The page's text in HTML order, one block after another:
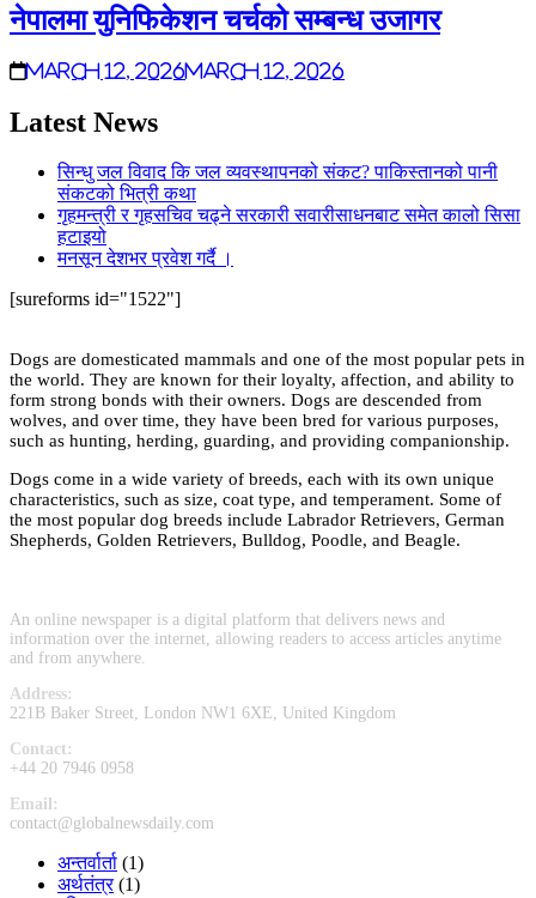
नेपालमा युनिफिकेशन चर्चको सम्बन्ध उजागर
March 12, 2026March 12, 2026
Latest News
सिन्धु जल विवाद कि जल व्यवस्थापनको संकट? पाकिस्तानको पानी
संकटको भित्री कथा
गृहमन्त्री र गृहसचिव चढ्ने सरकारी सवारीसाधनबाट समेत कालो सिसा
हटाइयो
मनसून देशभर प्रवेश गर्दै ।
[sureforms id="1522"]
Dogs are domesticated mammals and one of the most popular pets in
the world. They are known for their loyalty, affection, and ability to
form strong bonds with their owners. Dogs are descended from
wolves, and over time, they have been bred for various purposes,
such as hunting, herding, guarding, and providing companionship.
Dogs come in a wide variety of breeds, each with its own unique
characteristics, such as size, coat type, and temperament. Some of
the most popular dog breeds include Labrador Retrievers, German
Shepherds, Golden Retrievers, Bulldog, Poodle, and Beagle.
An online newspaper is a digital platform that delivers news and
information over the internet, allowing readers to access articles anytime
and from anywhere.
Address:
221B Baker Street, London NW1 6XE, United Kingdom
Contact:
+44 20 7946 0958
Email:
contact@globalnewsdaily.com
अन्तर्वार्ता (1)
अर्थतंत्र(1)